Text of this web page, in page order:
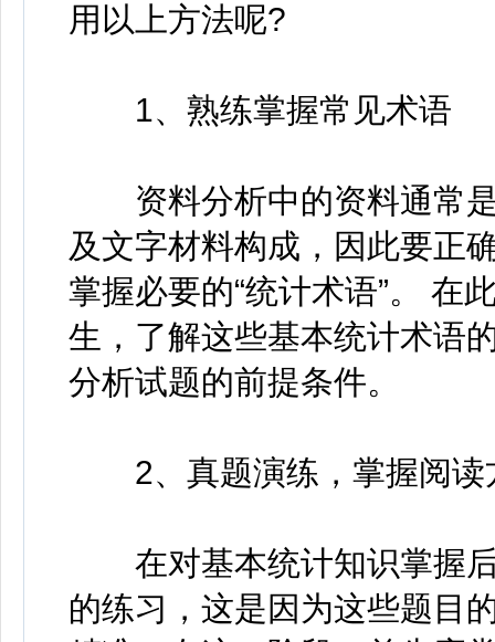
用以上方法呢?
1、熟练掌握常见术语
资料分析中的资料通常是
及文字材料构成，因此要正
掌握必要的“统计术语”。 在
生，了解这些基本统计术语
分析试题的前提条件。
2、真题演练，掌握阅读
在对基本统计知识掌握后
的练习，这是因为这些题目